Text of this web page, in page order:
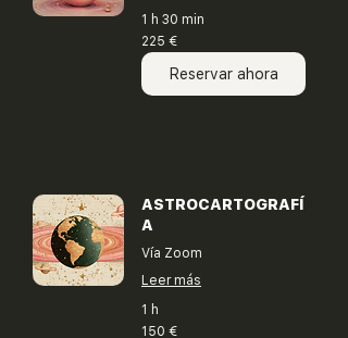
1 h 30 min
225
euros
225 €
Reservar ahora
ASTROCARTOGRAFÍ
A
Vía Zoom
Leer más
1 h
150
150 €